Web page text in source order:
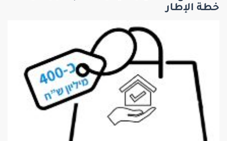
خطة الإطار